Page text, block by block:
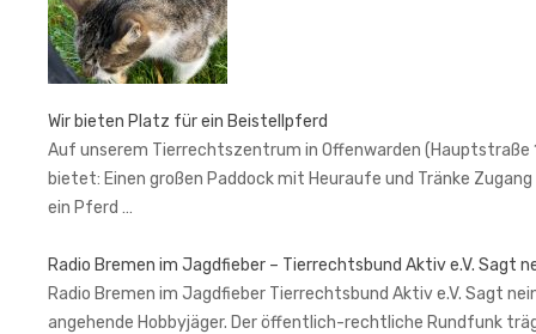
Wir bieten Platz für ein Beistellpferd
Auf unserem Tierrechtszentrum in Offenwarden
bietet: Einen großen Paddock mit Heuraufe und Tränke
ein Pferd …
Radio Bremen im Jagdfieber – Tierrechtsbund Aktiv e.V. Sagt
Radio Bremen im Jagdfieber Tierrechtsbund Aktiv e.V. Sagt
angehende Hobbyjäger. Der öffentlich-rechtliche Rundfunk